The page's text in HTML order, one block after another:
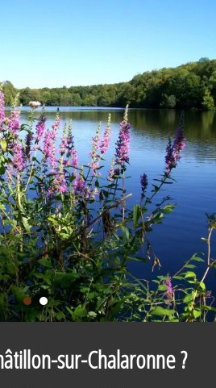
sur-Chalaronne ?